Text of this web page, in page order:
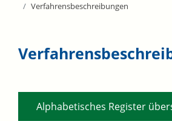
Verfahrensbeschreibungen
Alphabetisches Register